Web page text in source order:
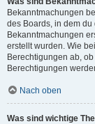
Bekanntmachungen
des Boards, in dem
Bekanntmachungen
erstellt wurden. Wie
Berechtigungen ab,
Berechtigungen
Nach oben
Was sind wichtige